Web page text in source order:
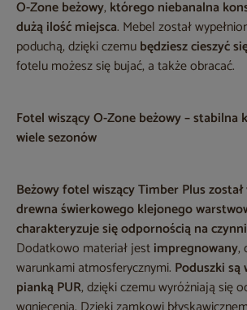
O-Zone beżowy, którego niebanalna
dużą ilość miejsca. Mebel został
poduchą, dzięki czemubędziesz cieszyć
fotelu możesz się bujać, a także obracać.
Fotel wiszący O-Zone beżowy – stabilna
wiele sezonów
Beżowy fotel wiszący Timber Plus
drewna świerkowego klejonego
charakteryzuje się odpornością na
Dodatkowo materiał jestimpregnowany,
warunkami atmosferycznymi. Poduszki są
pianką PUR, dzięki czemu wyróżniają się